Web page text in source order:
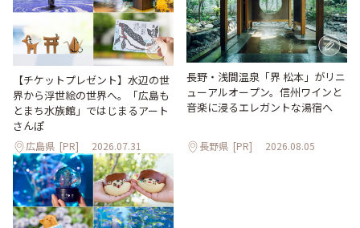
【チケットプレゼント】水辺の世
界から浮世絵の世界へ。「広島も
とまち水族館」ではじまるアート
さんぽ
広島県 [PR] 2026.07.31
長野・浅間温泉「界 松本」がリニ
ューアルオープン。信州ワインと
音楽に浸るエレガントな湯宿へ
長野県 [PR] 2026.08.05